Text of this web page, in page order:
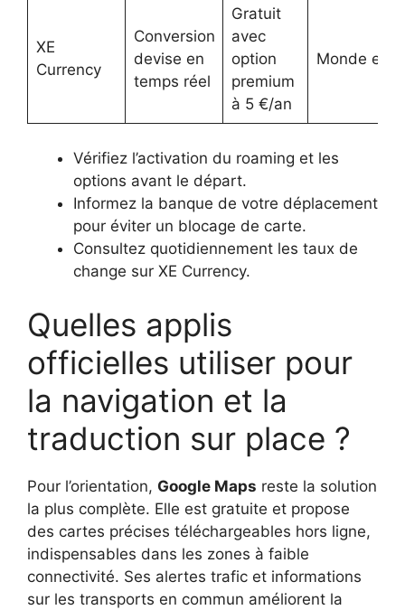
XE
Currency
Conversion
devise en
temps réel
Gratuit
avec
option
premium
à 5 €/an
Monde
Vérifiez l’activation du roaming et les
options avant le départ.
Informez la banque de votre déplacement
pour éviter un blocage de carte.
Consultez quotidiennement les taux de
change sur XE Currency.
Quelles applis
officielles utiliser pour
la navigation et la
traduction sur place ?
Pour l’orientation, Google Maps reste la solution
la plus complète. Elle est gratuite et propose
des cartes précises téléchargeables hors ligne,
indispensables dans les zones à faible
connectivité. Ses alertes trafic et informations
sur les transports en commun améliorent la